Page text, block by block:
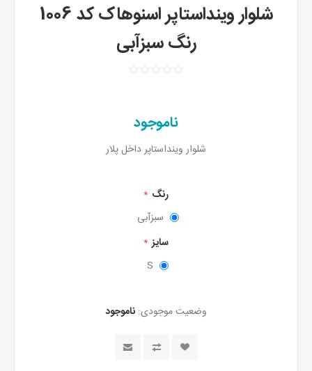
شلوار وینداستاپر اسنوهاک کد 1006
رنگ سبزآبی
ناموجود
شلوار وینداستاپر داخل پلار
رنگ *
سبزآبی
سایز *
S
وضعیت موجودی: ناموجود